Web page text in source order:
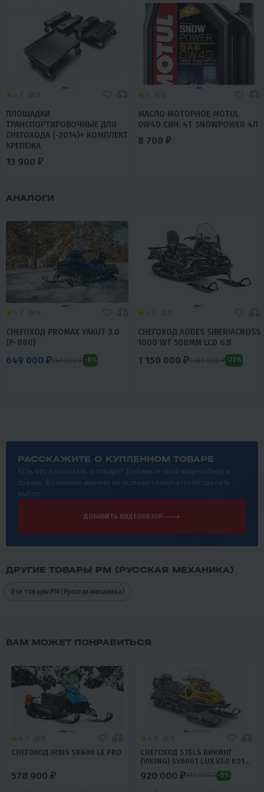
ПЛОЩАДКИ
ТРАНСПОРТИРОВОЧНЫЕ ДЛЯ
СНЕГОХОДА (-2014)+ КОМПЛЕКТ
КРЕПЕЖА
13 900 ₽
МАСЛО МОТОРНОЕ MOTUL
0W40 СИН. 4T SNOWPOWER 4Л
8 700 ₽
АНАЛОГИ
СНЕГОХОД PROMAX YAKUT 3.0
(P-880)
649 000 ₽649 000 ₽ -8%
СНЕГОХОД AODES SIBERIACROSS
1000 WT 508MM LCD 6.8
1 150 000 ₽1 480 000 ₽ -22%
РАССКАЖИТЕ О КУПЛЕННОМ ТОВАРЕ
Есть что рассказать о товаре? Добавьте свой видеообзор к
товару. Возможно именно он поможет покупателям сделать
выбор.
ДОБАВИТЬ ВИДЕООБЗОР
ДРУГИЕ ТОВАРЫ РМ (РУССКАЯ МЕХАНИКА)
Все товары РМ (Русская механика)
ВАМ МОЖЕТ ПОНРАВИТЬСЯ
СНЕГОХОД IRBIS SK600 LE PRO
578 900 ₽
СНЕГОХОД STELS ВИКИНГ
(VIKING) SV800T LUX V3.0 K01
SWT CVTECH
920 000 ₽970 000 ₽ -5%